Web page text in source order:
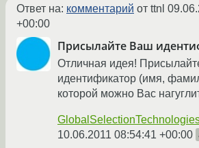
Ответ на: комментарий от ttnl
+00:00
Присылайте Ваш
Отличная идея!
идентификатор (имя,
которой можно Вас
10.06.2011 08:54:41 +00:00